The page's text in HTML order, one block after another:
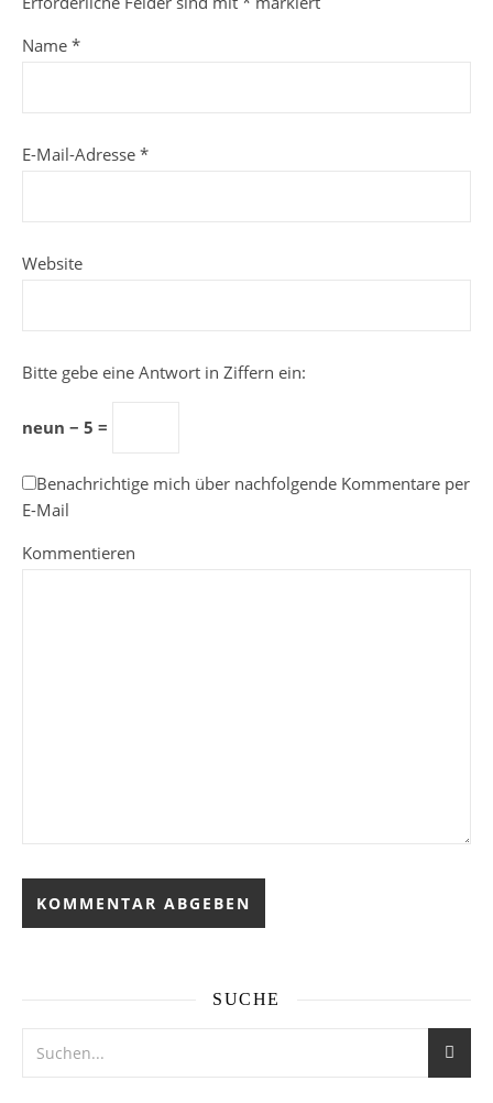
Name *
E-Mail-Adresse *
Website
Bitte gebe eine Antwort in Ziffern ein:
neun − 5 =
Benachrichtige mich über nachfolgende Kommentare per
E-Mail
Kommentieren
SUCHE